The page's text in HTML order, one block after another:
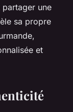
une
sa propre
et